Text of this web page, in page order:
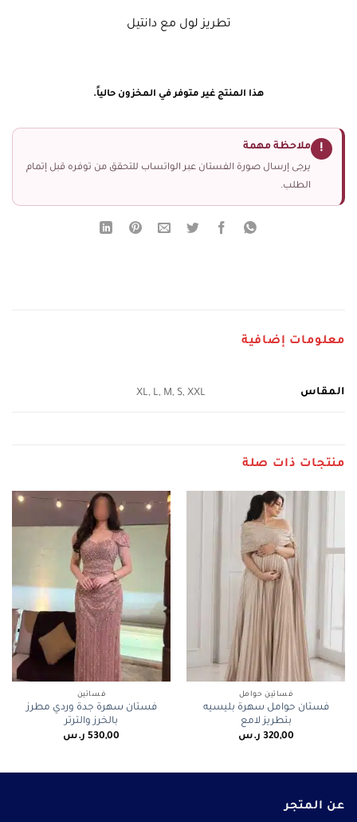
تطريز لول مع دانتيل
هذا المنتج غير متوفر في المخزون حالياً.
! ملاحظة مهمة
يرجى إرسال صورة الفستان عبر الواتساب للتحقق من توفره قبل إتمام
الطلب.
معلومات إضافية
المقاس XL, L, M, S, XXL
منتجات ذات صلة
فساتين حوامل
فستان حوامل سهرة بليسيه
بتطريز لامع
320,00 ر.س
فساتين
فستان سهرة جدة وردي مطرز
بالخرز والترتر
530,00 ر.س
عن المتجر